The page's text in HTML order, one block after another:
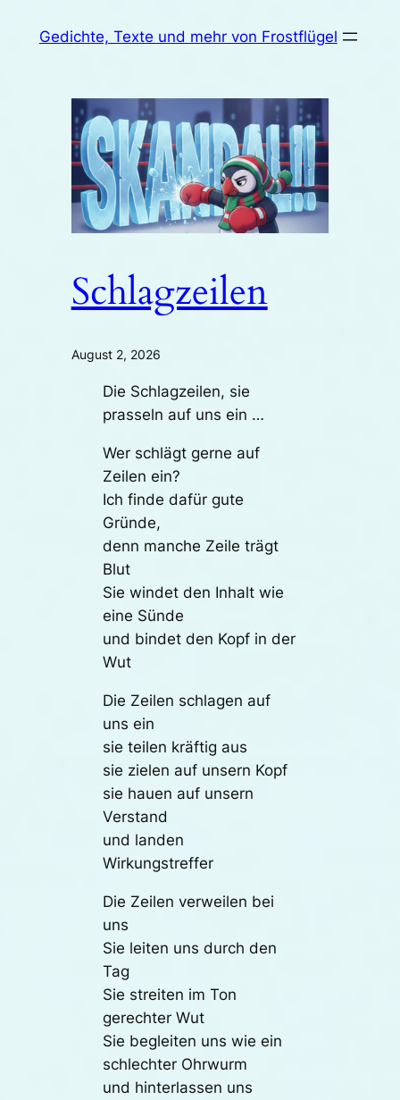
InhaltGedichte, Texte und mehr von Frostflügel
Schlagzeilen
August 2, 2026
Die Schlagzeilen, sie
prasseln auf uns ein …
Wer schlägt gerne auf
Zeilen ein?
Ich finde dafür gute
Gründe,
denn manche Zeile trägt
Blut
Sie windet den Inhalt wie
eine Sünde
und bindet den Kopf in der
Wut
Die Zeilen schlagen auf
uns ein
sie teilen kräftig aus
sie zielen auf unsern Kopf
sie hauen auf unsern
Verstand
und landen
Wirkungstreffer
Die Zeilen verweilen bei
uns
Sie leiten uns durch den
Tag
Sie streiten im Ton
gerechter Wut
Sie begleiten uns wie ein
schlechter Ohrwurm
und hinterlassen uns